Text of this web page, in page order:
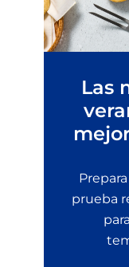
Las
prueba